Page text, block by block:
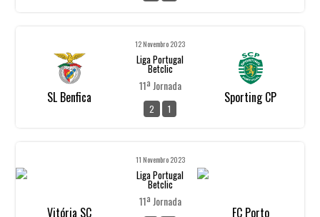
SL Benfica
12 Novembro 2023
Liga Portugal
Betclic
11ª Jornada
2 1
Sporting CP
Vitória SC
11 Novembro 2023
Liga Portugal
Betclic
11ª Jornada
FC Porto